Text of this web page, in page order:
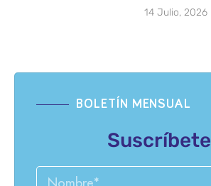
14 Julio, 2026
BOLETÍN MENSUAL
Suscríbete